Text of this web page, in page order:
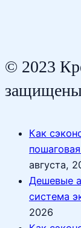
© 2023
Как
августа,
Дешевые
система
2026